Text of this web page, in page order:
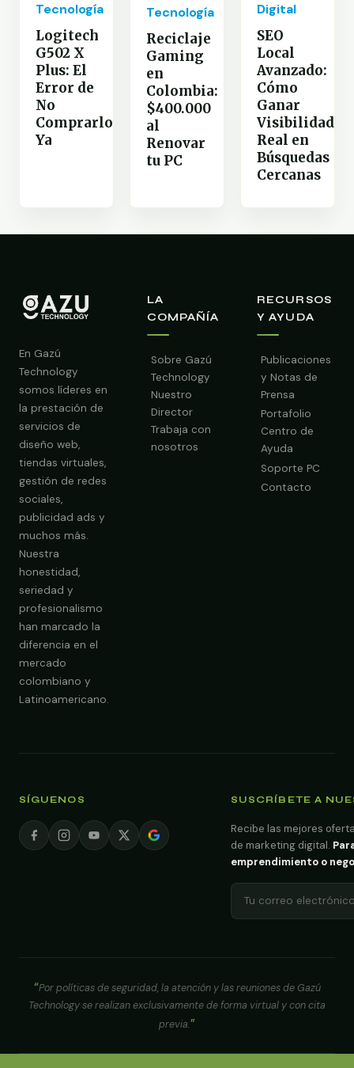
Tecnología
Logitech
G502 X
Plus: El
Error de
No
Comprarlo
Ya
Tecnología
Reciclaje
Gaming
en
Colombia:
$400.000
al
Renovar
tu PC
Digital
SEO
Local
Avanzado:
Cómo
Ganar
Visibilidad
Real en
Búsquedas
Cercanas
En Gazú
Technology
somos líderes en
la prestación de
servicios de
diseño web,
tiendas virtuales,
gestión de redes
sociales,
publicidad ads y
muchos más.
Nuestra
honestidad,
seriedad y
profesionalismo
han marcado la
diferencia en el
mercado
colombiano y
Latinoamericano.
LA
COMPAÑÍA
Sobre Gazú
Technology
Nuestro
Director
Trabaja con
nosotros
RECURSOS
Y AYUDA
Publicaciones
y Notas de
Prensa
Portafolio
Centro de
Ayuda
Soporte PC
Contacto
SÍGUENOS SUSCRÍBETE A
Recibe las mejores
de marketing digital.
emprendimiento o
Por políticas de seguridad, la atención y las reuniones de Gazú
Technology se realizan exclusivamente de forma virtual y con cita
previa.